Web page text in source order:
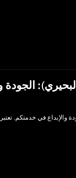
الجودة
والإبداع في خدمتكم.